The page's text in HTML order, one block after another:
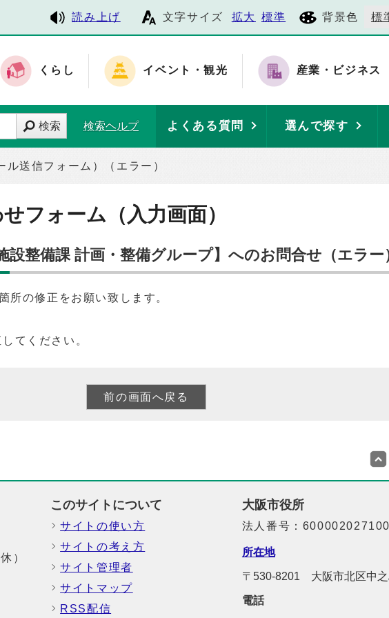
読み上げ 文字サイズ 拡大 標準 背景色 標
くらし イベント・観光 産業・ビジネス
検索 検索ヘルプ よくある質問 選んで探す
ル送信フォーム）（エラー）
フォーム（入力画面）
設整備課 計画・整備グループ】へのお問合せ（エラー
所の修正をお願い致します。
てください。
）
このサイトについて
サイトの使い方
サイトの考え方
サイト管理者
サイトマップ
RSS配信
大阪市役所
法人番号：
所在地
〒530-8201 大阪市北区中
電話